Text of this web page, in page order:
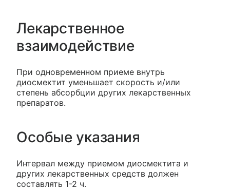
Лекарственное
взаимодействие
При одновременном приеме внутрь
диосмектит уменьшает скорость и/или
степень абсорбции других лекарственных
препаратов.
Особые указания
Интервал между приемом диосмектита и
других лекарственных средств должен
составлять 1-2 ч.